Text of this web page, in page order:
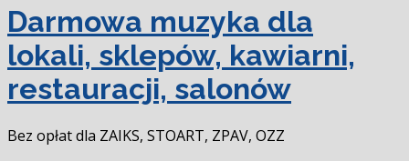
Darmowa muzyka dla
lokali, sklepów, kawiarni,
restauracji, salonów
Bez opłat dla ZAIKS, STOART, ZPAV, OZZ